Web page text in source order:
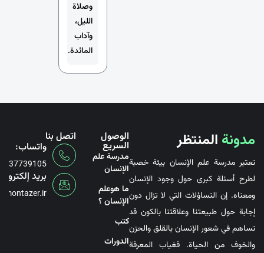
وصلاة
الليل،
وآداب
المائدة.
مدونة المنتظر
تعتبر مدرسة علم الإنسان بيئة خصبة
لطرح أسئلة كبرى حول وجود الإنسان
ومعناه. إن التساؤلات التي لا تزال دون
إجابة حول طبيعتنا وعلاقتنا بالكون قد
تساهم في شعور الإنسان بالقلق والحزن
والخوف من الحياة. فغياب المعرفة
الوصول
السريع
مدرسة علم
الإنسان
ما هوعلم
الإنسان ؟
کتب
الدورات
اتصل بنا
واتساب:
بريد